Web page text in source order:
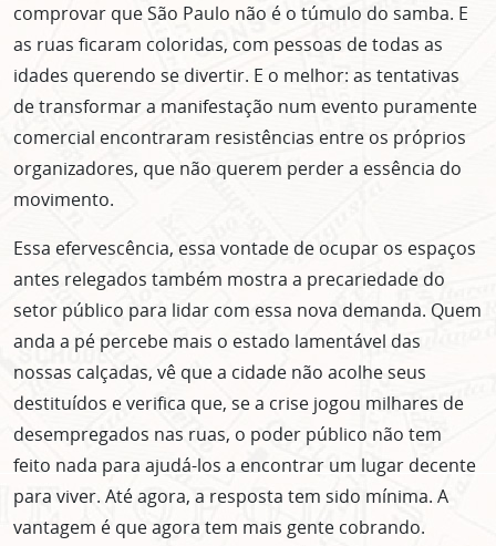
comprovar que São Paulo não é o túmulo do samba. E
as ruas ficaram coloridas, com pessoas de todas as
idades querendo se divertir. E o melhor: as tentativas
de transformar a manifestação num evento puramente
comercial encontraram resistências entre os próprios
organizadores, que não querem perder a essência do
movimento.
Essa efervescência, essa vontade de ocupar os espaços
antes relegados também mostra a precariedade do
setor público para lidar com essa nova demanda. Quem
anda a pé percebe mais o estado lamentável das
nossas calçadas, vê que a cidade não acolhe seus
destituídos e verifica que, se a crise jogou milhares de
desempregados nas ruas, o poder público não tem
feito nada para ajudá-los a encontrar um lugar decente
para viver. Até agora, a resposta tem sido mínima. A
vantagem é que agora tem mais gente cobrando.
ASSINE GRATUITAMENTE
NOSSA NEWSLETTER!
Clique no botão abaixo para receber notícias sobre o
centro de São Paulo no seu email.
CLIQUE AQUI
não mostrar mais esse popup